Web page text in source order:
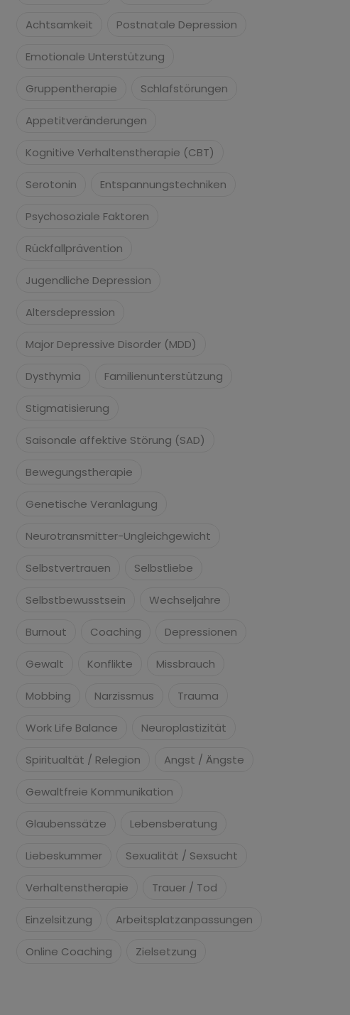
Achtsamkeit Postnatale Depression
Emotionale Unterstützung
Gruppentherapie Schlafstörungen
Appetitveränderungen
Kognitive Verhaltenstherapie (CBT)
Serotonin Entspannungstechniken
Psychosoziale Faktoren
Rückfallprävention
Jugendliche Depression
Altersdepression
Major Depressive Disorder (MDD)
Dysthymia Familienunterstützung
Stigmatisierung
Saisonale affektive Störung (SAD)
Bewegungstherapie
Genetische Veranlagung
Neurotransmitter-Ungleichgewicht
Selbstvertrauen Selbstliebe
Selbstbewusstsein Wechseljahre
Burnout Coaching Depressionen
Gewalt Konflikte Missbrauch
Mobbing Narzissmus Trauma
Work Life Balance Neuroplastizität
Spiritualtät / Relegion Angst / Ängste
Gewaltfreie Kommunikation
Glaubenssätze Lebensberatung
Liebeskummer Sexualität / Sexsucht
Verhaltenstherapie Trauer / Tod
Einzelsitzung Arbeitsplatzanpassungen
Online Coaching Zielsetzung